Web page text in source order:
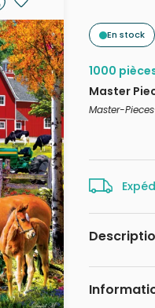
En stock
1000
Master
Master-
David